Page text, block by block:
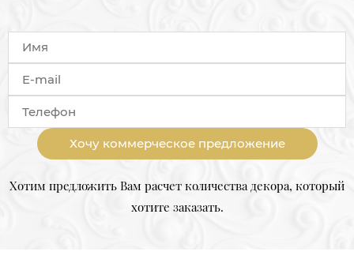
Хочу коммерческое предложение
Хотим предложить Вам расчет количества декора, который
хотите заказать.